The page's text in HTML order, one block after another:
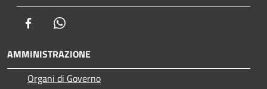
Facebook
AMMINISTRAZIONE
Organi di Governo